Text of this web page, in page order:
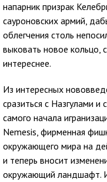
напарник призрак
сауроновских армий,
облегчения столь
выковать новое кольцо,
интереснее.
Из интересных
сразиться с Назгулами
самого начала
Nemesis, фирменная
окружающего мира на
и теперь вносит
окружающий ландшафт.